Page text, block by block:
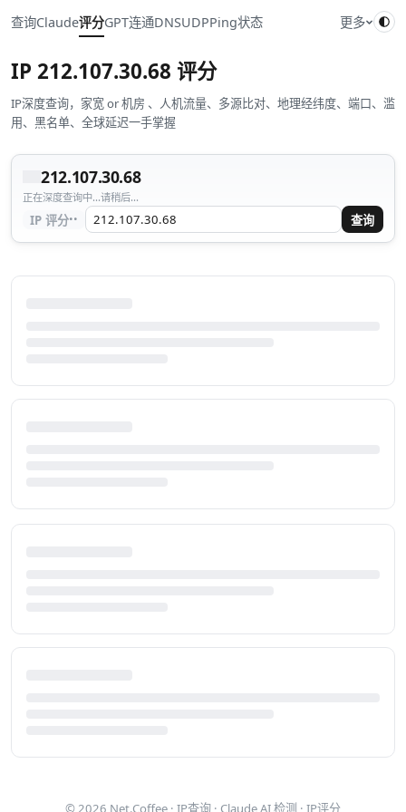
查询Claude评分GPT连通DNSUDPPing状态 更多
IP 212.107.30.68 评分
IP深度查询，家宽 or 机房 、人机流量、多源比对、地理经纬度、端口、滥
用、黑名单、全球延迟一手掌握
212.107.30.68
正在深度查询中...请稍后...
IP 评分·· 查询
© 2026 Net.Coffee · IP查询 · Claude AI 检测 · IP评分